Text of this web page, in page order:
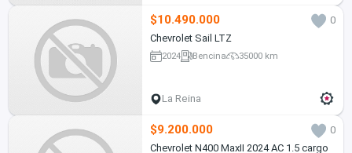
$10.490.000
0
Chevrolet Sail LTZ
2024 Bencina 35000 km
La Reina
$9.200.000
0
Chevrolet N400 MaxII 2024 AC 1.5 cargo